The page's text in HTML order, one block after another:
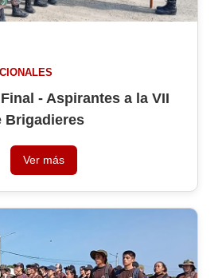
- Aspirantes a la VII
Brigadieres
Ver más